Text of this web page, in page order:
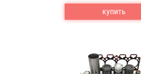
купить